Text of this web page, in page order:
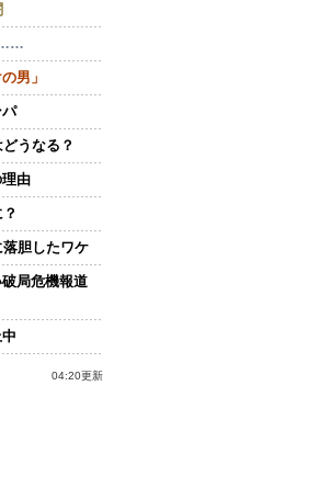
……
男」
うなる？
由
落胆したワケ
局危機報道
04:20更新